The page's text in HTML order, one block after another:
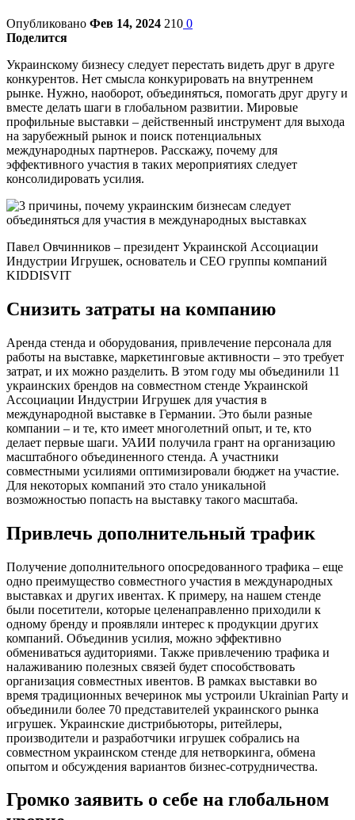
Опубликовано Фев 14, 2024 210 0
Поделится
Украинскому бизнесу следует перестать видеть друг в друге
конкурентов. Нет смысла конкурировать на внутреннем
рынке. Нужно, наоборот, объединяться, помогать друг другу и
вместе делать шаги в глобальном развитии. Мировые
профильные выставки – действенный инструмент для выхода
на зарубежный рынок и поиск потенциальных
международных партнеров. Расскажу, почему для
эффективного участия в таких мероприятиях следует
консолидировать усилия.
Павел Овчинников – президент Украинской Ассоциации
Индустрии Игрушек, основатель и СЕО группы компаний
KIDDISVIT
Снизить затраты на компанию
Аренда стенда и оборудования, привлечение персонала для
работы на выставке, маркетинговые активности – это требует
затрат, и их можно разделить. В этом году мы объединили 11
украинских брендов на совместном стенде Украинской
Ассоциации Индустрии Игрушек для участия в
международной выставке в Германии. Это были разные
компании – и те, кто имеет многолетний опыт, и те, кто
делает первые шаги. УАИИ получила грант на организацию
масштабного объединенного стенда. А участники
совместными усилиями оптимизировали бюджет на участие.
Для некоторых компаний это стало уникальной
возможностью попасть на выставку такого масштаба.
Привлечь дополнительный трафик
Получение дополнительного опосредованного трафика – еще
одно преимущество совместного участия в международных
выставках и других ивентах. К примеру, на нашем стенде
были посетители, которые целенаправленно приходили к
одному бренду и проявляли интерес к продукции других
компаний. Объединив усилия, можно эффективно
обмениваться аудиториями. Также привлечению трафика и
налаживанию полезных связей будет способствовать
организация совместных ивентов. В рамках выставки во
время традиционных вечеринок мы устроили Ukrainian Party и
объединили более 70 представителей украинского рынка
игрушек. Украинские дистрибьюторы, ритейлеры,
производители и разработчики игрушек собрались на
совместном украинском стенде для нетворкинга, обмена
опытом и обсуждения вариантов бизнес-сотрудничества.
Громко заявить о себе на глобальном